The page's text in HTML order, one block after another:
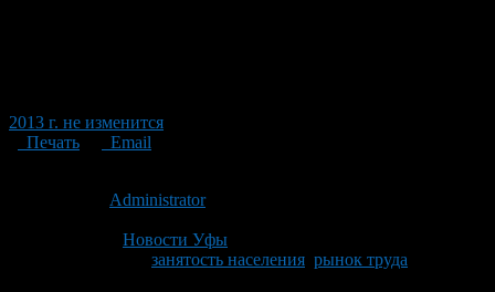
2013 г. не изменится
Печать
Email
Administrator
Новости Уфы
занятость населения рынок труда